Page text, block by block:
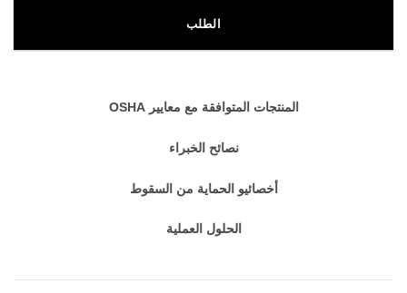
المنتجات المتوافقة مع معايير OSHA
نصائح الخبراء
أخصائيو الحماية من السقوط
الحلول العملية